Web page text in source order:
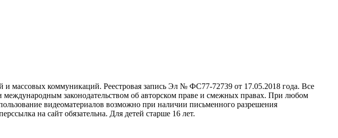
массовых коммуникаций. Реестровая запись Эл № ФС77-72739 от 17.05.2018 года. Все
законодательством об авторском праве и смежных правах. При любом
видеоматериалов возможно при наличии письменного разрешения
на сайт обязательна. Для детей старше 16 лет.